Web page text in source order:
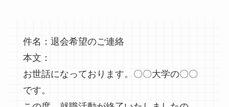
件名：退会希望のご連絡
本文：
お世話になっております。〇〇大学の〇〇
です。